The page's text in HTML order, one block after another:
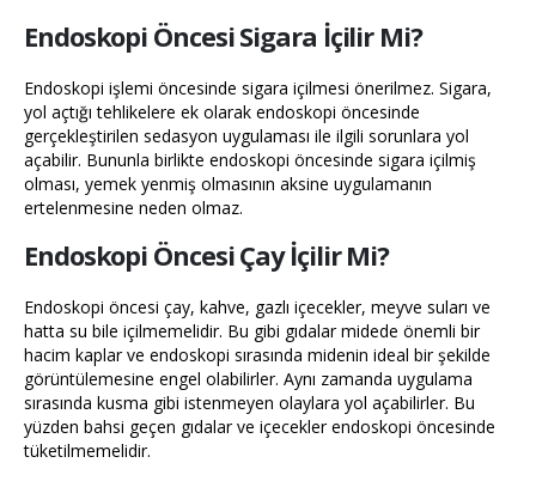
Endoskopi Öncesi Sigara İçilir Mi?
Endoskopi işlemi öncesinde sigara içilmesi önerilmez. Sigara,
yol açtığı tehlikelere ek olarak endoskopi öncesinde
gerçekleştirilen sedasyon uygulaması ile ilgili sorunlara yol
açabilir. Bununla birlikte endoskopi öncesinde sigara içilmiş
olması, yemek yenmiş olmasının aksine uygulamanın
ertelenmesine neden olmaz.
Endoskopi Öncesi Çay İçilir Mi?
Endoskopi öncesi çay, kahve, gazlı içecekler, meyve suları ve
hatta su bile içilmemelidir. Bu gibi gıdalar midede önemli bir
hacim kaplar ve endoskopi sırasında midenin ideal bir şekilde
görüntülemesine engel olabilirler. Aynı zamanda uygulama
sırasında kusma gibi istenmeyen olaylara yol açabilirler. Bu
yüzden bahsi geçen gıdalar ve içecekler endoskopi öncesinde
tüketilmemelidir.